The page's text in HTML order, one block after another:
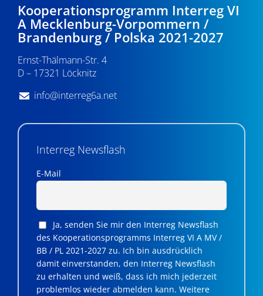
Kooperationsprogramm Interreg VI
A Mecklenburg-Vorpommern /
Brandenburg / Polska 2021-2027
Ernst-Thälmann-Str. 4
D – 17321 Löcknitz
info@interreg6a.net
Interreg Newsflash
E-Mail
Ja, senden Sie mir den Interreg Newsflash
des Kooperationsprogramms Interreg VI A MV /
BB / PL 2021-2027 zu. Ich bin ausdrücklich
damit einverstanden, den Interreg Newsflash
zu erhalten und weiß, dass ich mich jederzeit
problemlos wieder abmelden kann. Weitere